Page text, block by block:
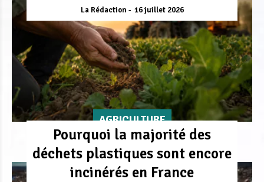
La Rédaction 16 juillet 2026
AGRICULTURE
Pourquoi la majorité des
déchets plastiques sont encore
incinérés en France